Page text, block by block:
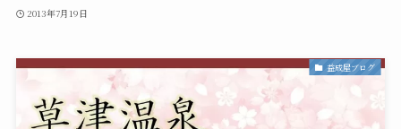
2013年7月19日
益成屋ブログ